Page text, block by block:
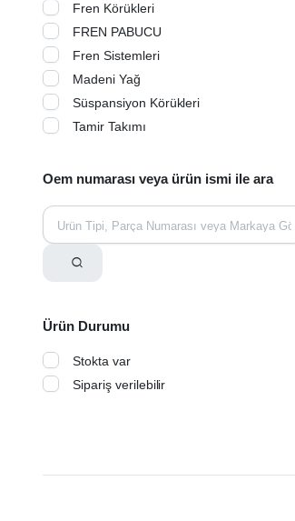
Fren Körükleri
FREN PABUCU
Fren Sistemleri
Madeni Yağ
Süspansiyon Körükleri
Tamir Takımı
Oem numarası veya ürün ismi ile ara
Ürün Durumu
Stokta var
Sipariş verilebilir